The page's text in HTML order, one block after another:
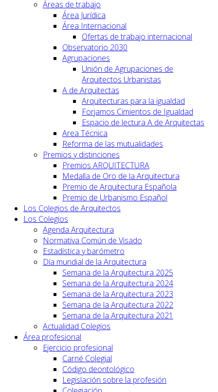
Áreas de trabajo
Área Jurídica
Área Internacional
Ofertas de trabajo internacional
Observatorio 2030
Agrupaciones
Unión de Agrupaciones de
Arquitectos Urbanistas
A de Arquitectas
Arquitecturas para la igualdad
Forjamos Cimientos de Igualdad
Espacio de lectura A de Arquitectas
Area Técnica
Reforma de las mutualidades
Premios y distinciones
Premios ARQUITECTURA
Medalla de Oro de la Arquitectura
Premio de Arquitectura Española
Premio de Urbanismo Español
Los Colegios de Arquitectos
Los Colegios
Agenda Arquitectura
Normativa Común de Visado
Estadística y barómetro
Día mundial de la Arquitectura
Semana de la Arquitectura 2025
Semana de la Arquitectura 2024
Semana de la Arquitectura 2023
Semana de la Arquitectura 2022
Semana de la Arquitectura 2021
Actualidad Colegios
Área profesional
Ejercicio profesional
Carné Colegial
Código deontológico
Legislación sobre la profesión